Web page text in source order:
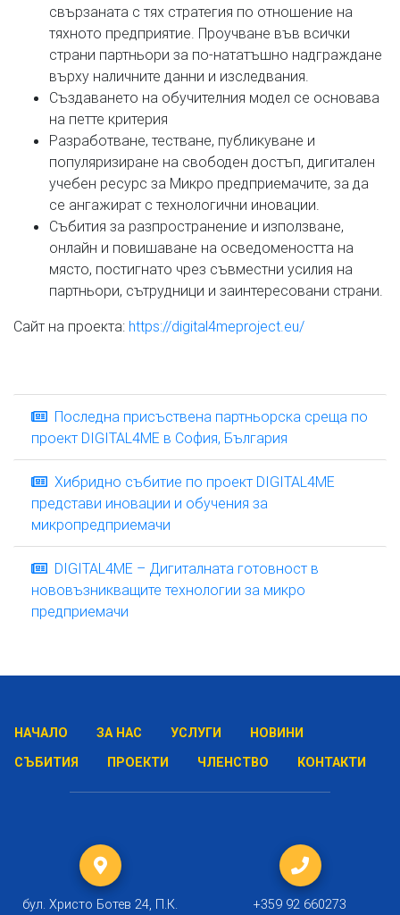
свързаната с тях стратегия по отношение на
тяхното предприятие. Проучване във всички
страни партньори за по-нататъшно надграждане
върху наличните данни и изследвания.
Създаването на обучителния модел се основава
на петте критерия
Разработване, тестване, публикуване и
популяризиране на свободен достъп, дигитален
учебен ресурс за Микро предприемачите, за да
се ангажират с технологични иновации.
Събития за разпространение и използване,
онлайн и повишаване на осведомеността на
място, постигнато чрез съвместни усилия на
партньори, сътрудници и заинтересовани страни.
Сайт на проекта: https://digital4meproject.eu/
Последна присъствена партньорска среща по
проект DIGITAL4ME в София, България
Хибридно събитие по проект DIGITAL4ME
представи иновации и обучения за
микропредприемачи
DIGITAL4ME – Дигиталната готовност в
нововъзникващите технологии за микро
предприемачи
НАЧАЛО ЗА НАС УСЛУГИ
НОВИНИ
СЪБИТИЯ
ПРОЕКТИ ЧЛЕНСТВО КОНТАКТИ
бул. Христо Ботев 24, П.К.
+359 92 660273